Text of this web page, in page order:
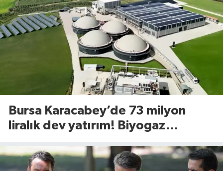
Bursa Karacabey’de 73 milyon
liralık dev yatırım! Biyogaz
yükseliyor